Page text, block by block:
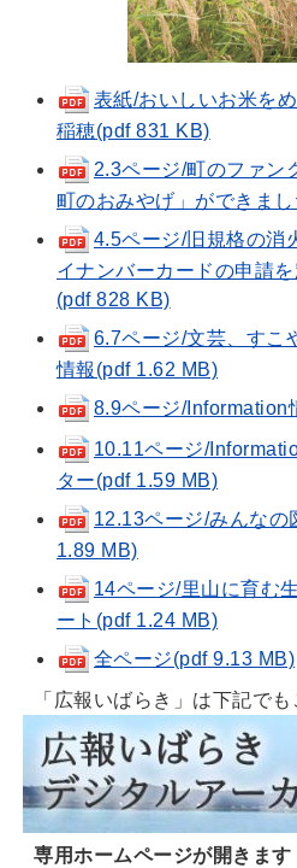
表紙/おいしいお米を
稲穂(pdf 831 KB)
2.3ページ/町のファン
町のおみやげ」ができま
4.5ページ/旧規格の消
イナンバーカードの申請
(pdf 828 KB)
6.7ページ/文芸、すこ
情報(pdf 1.62 MB)
8.9ページ/Information
10.11ページ/
ター(pdf 1.59 MB)
12.13ページ/みんなの
1.89 MB)
14ページ/里山に育む
ート(pdf 1.24 MB)
全ページ(pdf 9.13 MB)
「広報いばらき」は下記でも
専用ホームページが開きます